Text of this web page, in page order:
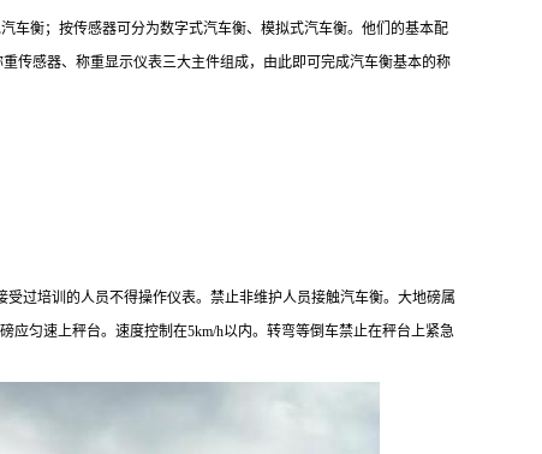
车衡；按传感器可分为数字式汽车衡、模拟式汽车衡。他们的基本配
传感器、称重显示仪表三大主件组成，由此即可完成汽车衡基本的称
过培训的人员不得操作仪表。禁止非维护人员接触汽车衡。大地磅属
应匀速上秤台。速度控制在5km/h以内。转弯等倒车禁止在秤台上紧急